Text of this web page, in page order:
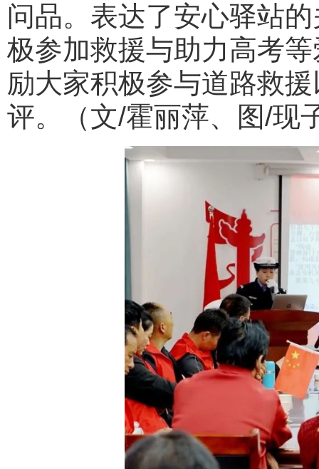
问品。表达了安心驿站
极参加救援与助力高考
励大家积极参与道路救
评。（文/霍丽萍、图/现